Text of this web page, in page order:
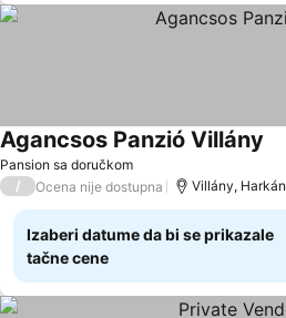
Pansion sa doručkom
Agancsos Panzió Villány
/ Ocena nije dostupna Villány,
Izaberi datume da bi se prikazale
tačne cene